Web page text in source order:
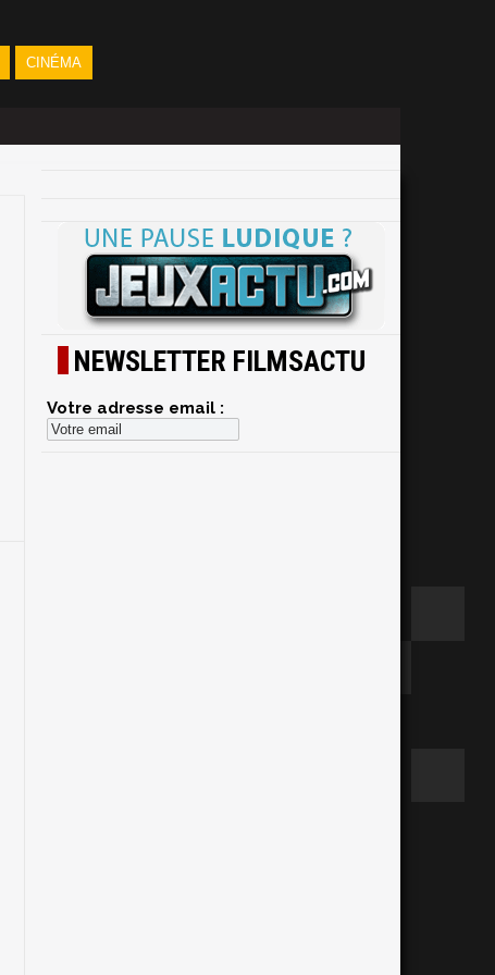
CINÉMA
NEWSLETTER FILMSACTU
Votre adresse email :